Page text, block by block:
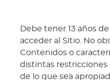
Debe tener 13 años
acceder al Sitio. No
Contenidos o
distintas
de lo que sea